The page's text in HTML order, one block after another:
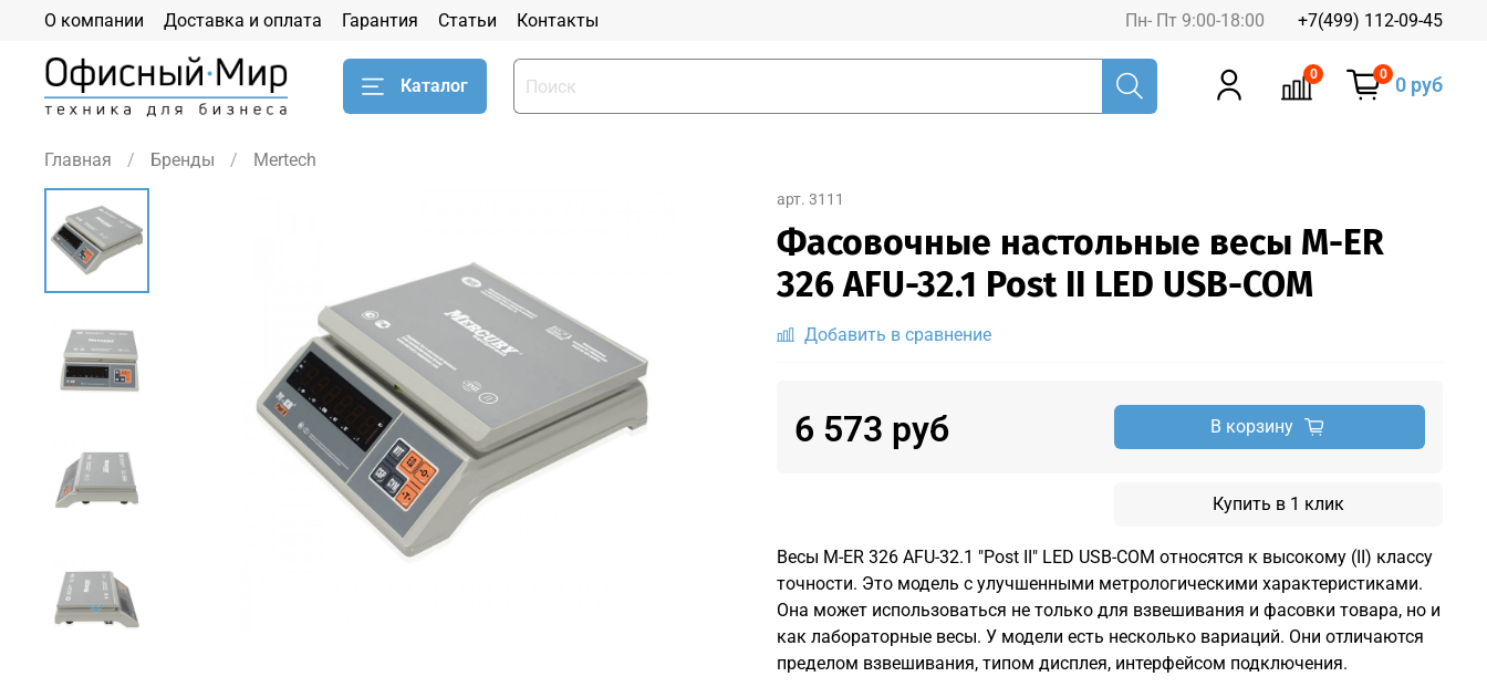
О компании Доставка и оплата Гарантия Статьи Контакты Пн- Пт 9:00-18:00 +7(499) 112-09-45
Каталог
0 0 0 руб
Главная Бренды Mertech
арт. 3111
Фасовочные настольные весы M-ER
326 AFU-32.1 Post II LED USB-COM
Добавить в сравнение
6 573 руб В корзину
Купить в 1 клик
Весы M-ER 326 AFU-32.1 "Post II" LED USB-COM относятся к высокому (II) классу
точности. Это модель с улучшенными метрологическими характеристиками.
Она может использоваться не только для взвешивания и фасовки товара, но и
как лабораторные весы. У модели есть несколько вариаций. Они отличаются
пределом взвешивания, типом дисплея, интерфейсом подключения.